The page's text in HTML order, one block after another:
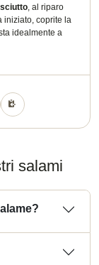
, al riparo
iniziato, coprite la
idealmente a
salami